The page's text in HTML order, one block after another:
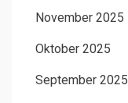
November 2025
Oktober 2025
September 2025